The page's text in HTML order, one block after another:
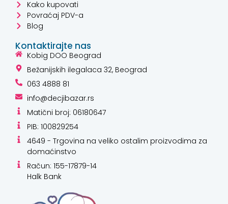
Kontaktirajte nas
Kobig DOO Beograd
063 4888 81
info@decjibazar.rs
Matični broj: 06180647
PIB: 100829254
4649 - Trgovina na veliko ostalim proizvodima za
domaćinstvo
Halk Bank